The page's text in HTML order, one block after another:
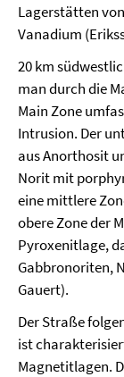
Lagerstätten
Vanadium
20 km
man durch die
Main Zone
Intrusion. Der
aus Anorthosit
Norit mit
eine mittlere
obere Zone der
Pyroxenitlage,
Gabbronoriten,
Gauert).
Der Straße
ist
Magnetitlagen.